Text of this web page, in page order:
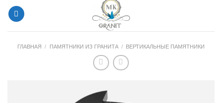
ГЛАВНАЯ / ПАМЯТНИКИ ИЗ ГРАНИТА / ВЕРТИКАЛЬНЫЕ ПАМЯТНИКИ